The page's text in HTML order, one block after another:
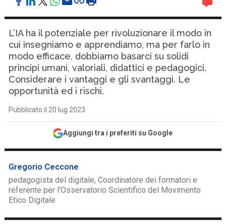
L’IA ha il potenziale per rivoluzionare il modo in
cui insegniamo e apprendiamo, ma per farlo in
modo efficace, dobbiamo basarci su solidi
principi umani, valoriali, didattici e pedagogici.
Considerare i vantaggi e gli svantaggi. Le
opportunità ed i rischi.
Pubblicato il 20 lug 2023
Aggiungi tra i preferiti su Google
Gregorio Ceccone
pedagogista del digitale, Coordinatore dei formatori e
referente per l'Osservatorio Scientifico del Movimento
Etico Digitale